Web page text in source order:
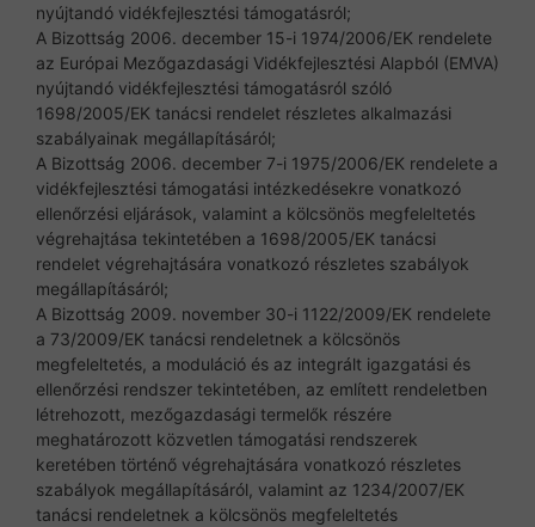
nyújtandó vidékfejlesztési támogatásról;
A Bizottság 2006. december 15-i 1974/2006/EK rendelete
az Európai Mezőgazdasági Vidékfejlesztési Alapból (EMVA)
nyújtandó vidékfejlesztési támogatásról szóló
1698/2005/EK tanácsi rendelet részletes alkalmazási
szabályainak megállapításáról;
A Bizottság 2006. december 7-i 1975/2006/EK rendelete a
vidékfejlesztési támogatási intézkedésekre vonatkozó
ellenőrzési eljárások, valamint a kölcsönös megfeleltetés
végrehajtása tekintetében a 1698/2005/EK tanácsi
rendelet végrehajtására vonatkozó részletes szabályok
megállapításáról;
A Bizottság 2009. november 30-i 1122/2009/EK rendelete
a 73/2009/EK tanácsi rendeletnek a kölcsönös
megfeleltetés, a moduláció és az integrált igazgatási és
ellenőrzési rendszer tekintetében, az említett rendeletben
létrehozott, mezőgazdasági termelők részére
meghatározott közvetlen támogatási rendszerek
keretében történő végrehajtására vonatkozó részletes
szabályok megállapításáról, valamint az 1234/2007/EK
tanácsi rendeletnek a kölcsönös megfeleltetés